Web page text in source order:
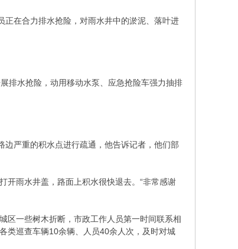
在合力排水抢险，对雨水井中的淤泥、落叶进
排水抢险，动用移动水泵、应急抢险车强力抽排
严重的积水点进行疏通，他告诉记者，他们部
开雨水井盖，路面上积水很快退去。“非常感谢
区一些树木折断，市政工作人员第一时间联系相
类巡查车辆10余辆、人员40余人次，及时对城